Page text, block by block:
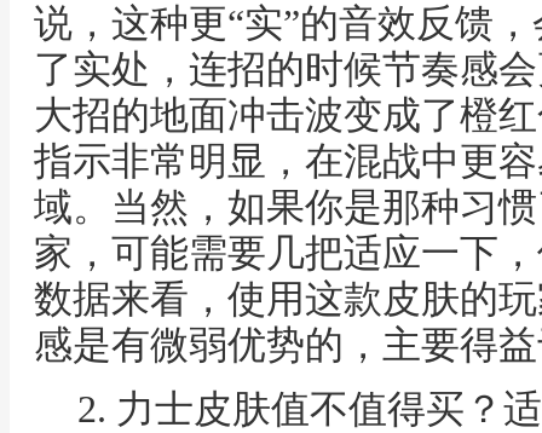
说，这种更“实”的音效反馈
了实处，连招的时候节奏感
大招的地面冲击波变成了橙
指示非常明显，在混战中更
域。当然，如果你是那种习
家，可能需要几把适应一下
数据来看，使用这款皮肤的
感是有微弱优势的，主要得
2. 力士皮肤值不值得买？